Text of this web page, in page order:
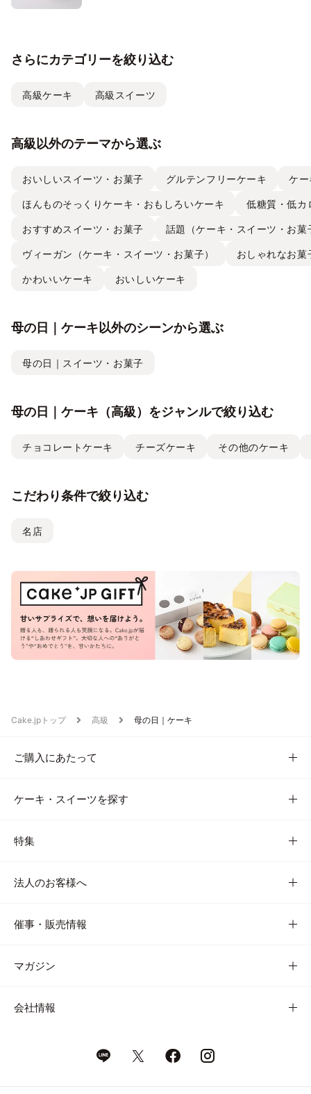
さらにカテゴリーを絞り込む
高級ケーキ 高級スイーツ
高級以外のテーマから選ぶ
おいしいスイーツ・お菓子 グルテンフリーケーキ ケ
ほんものそっくりケーキ・おもしろいケーキ 低糖質・低カ
おすすめスイーツ・お菓子 話題（ケーキ・スイーツ・お菓
ヴィーガン（ケーキ・スイーツ・お菓子） おしゃれなお菓
かわいいケーキ おいしいケーキ
母の日｜ケーキ以外のシーンから選ぶ
母の日｜スイーツ・お菓子
母の日｜ケーキ（高級）をジャンルで絞り込む
チョコレートケーキ チーズケーキ その他のケーキ
こだわり条件で絞り込む
名店
Cake.jpトップ 高級 母の日｜ケーキ
ご購入にあたって
ケーキ・スイーツを探す
特集
法人のお客様へ
催事・販売情報
マガジン
会社情報